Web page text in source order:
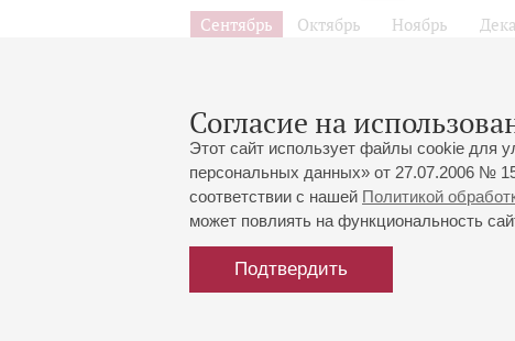
Согласие на
Этот сайт использует файлы cookie для
персональных данных» от 27.07.2006 №
соответствии с нашей Политикой
может повлиять на функциональность
Подтвердить
2024/25
2025/26
Сентябрь Октябрь Ноябрь